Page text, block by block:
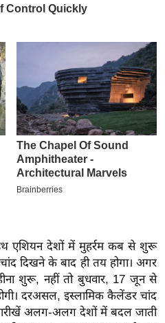
एशियन देशों में मुहर्रम कब से शुरू
दिखने के बाद ही तय होगा। अगर
शुरू, नहीं तो बुधवार, 17 जून से
दरअसल, इस्लामिक कैलेंडर चांद
अलग-अलग देशों में बदल जाती